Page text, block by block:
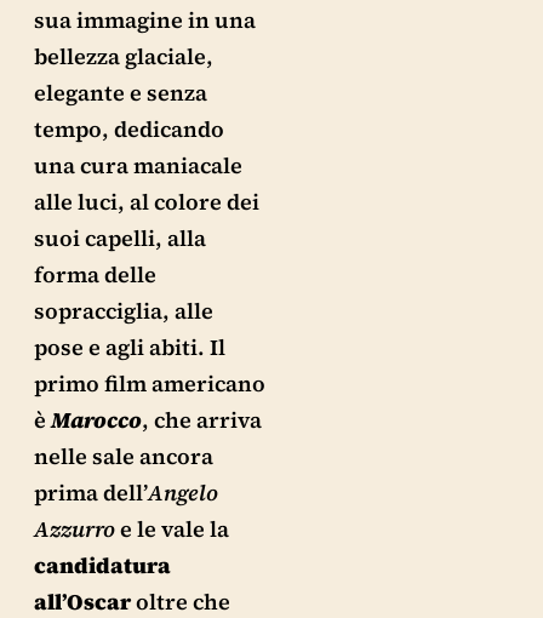
sua immagine in una
bellezza glaciale,
elegante e senza
tempo, dedicando
una cura maniacale
alle luci, al colore dei
suoi capelli, alla
forma delle
sopracciglia, alle
pose e agli abiti. Il
primo film americano
èMarocco, che arriva
nelle sale ancora
prima dell’Angelo
Azzurroe le vale la
candidatura
all’Oscaroltre che